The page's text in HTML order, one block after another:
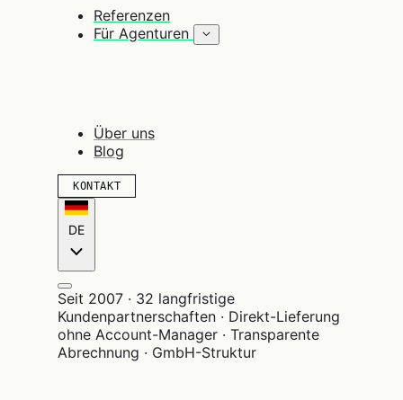
Referenzen
Für Agenturen
Über uns
Blog
KONTAKT
DE
Seit 2007 · 32 langfristige
Kundenpartnerschaften · Direkt-Lieferung
ohne Account-Manager · Transparente
Abrechnung · GmbH-Struktur